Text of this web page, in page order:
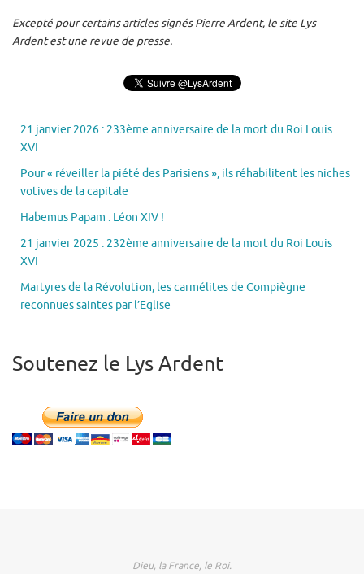
Excepté pour certains articles signés Pierre Ardent, le site Lys
Ardent est une revue de presse.
21 janvier 2026 : 233ème anniversaire de la mort du Roi Louis
XVI
Pour « réveiller la piété des Parisiens », ils réhabilitent les niches
votives de la capitale
Habemus Papam : Léon XIV !
21 janvier 2025 : 232ème anniversaire de la mort du Roi Louis
XVI
Martyres de la Révolution, les carmélites de Compiègne
reconnues saintes par l’Eglise
Soutenez le Lys Ardent
Dieu, la France, le Roi.